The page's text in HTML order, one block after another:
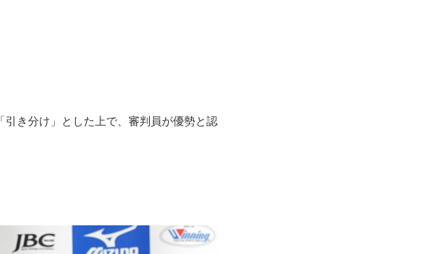
き分け」とした上で、審判員が優勢と認